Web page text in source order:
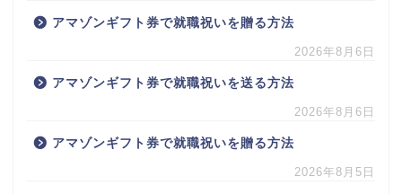
アマゾンギフト券で就職祝いを贈る方法
2026年8月6日
アマゾンギフト券で就職祝いを送る方法
2026年8月6日
アマゾンギフト券で就職祝いを贈る方法
2026年8月5日